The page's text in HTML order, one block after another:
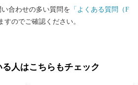
お届け先様が住所不明で配達ができない
頼主様に返送させていただきます。 ■
合わせの多い質問を 「よくある質問（F
すのでご確認ください。
人はこちらもチェック